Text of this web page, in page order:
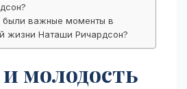
были важные моменты в
жизни Наташи Ричардсон?
молодость